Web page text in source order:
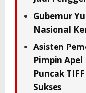
Gubernur
Nasional
Asisten
Pimpin
Puncak
Sukses